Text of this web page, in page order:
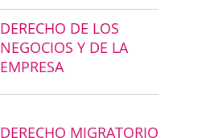
DERECHO DE LOS
NEGOCIOS Y DE LA
EMPRESA
DERECHO MIGRATORIO